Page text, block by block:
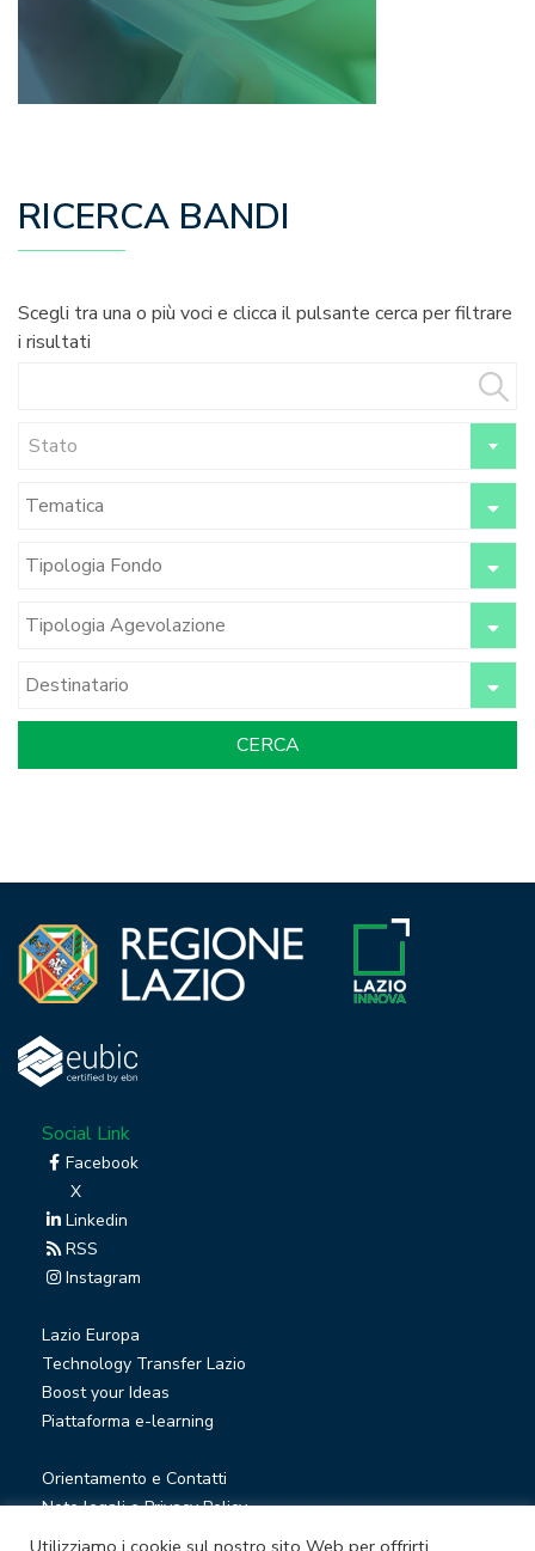
RICERCA BANDI
Scegli tra una o più voci e clicca il pulsante cerca per filtrare
i risultati
Stato
Social Link
Facebook
X
Linkedin
RSS
Instagram
Lazio Europa
Technology Transfer Lazio
Boost your Ideas
Piattaforma e-learning
Orientamento e Contatti
Note legali e Privacy Policy
Privacy Newsletter
Utilizziamo i cookie sul nostro sito Web per offrirti